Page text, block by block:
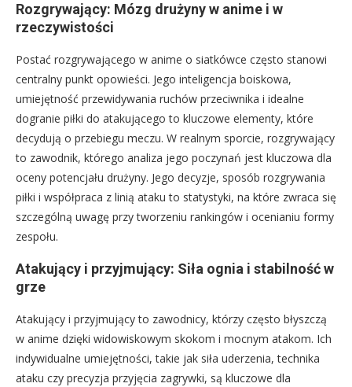
Rozgrywający: Mózg drużyny w anime i w
rzeczywistości
Postać rozgrywającego w anime o siatkówce często stanowi
centralny punkt opowieści. Jego inteligencja boiskowa,
umiejętność przewidywania ruchów przeciwnika i idealne
dogranie piłki do atakującego to kluczowe elementy, które
decydują o przebiegu meczu. W realnym sporcie, rozgrywający
to zawodnik, którego analiza jego poczynań jest kluczowa dla
oceny potencjału drużyny. Jego decyzje, sposób rozgrywania
piłki i współpraca z linią ataku to statystyki, na które zwraca się
szczególną uwagę przy tworzeniu rankingów i ocenianiu formy
zespołu.
Atakujący i przyjmujący: Siła ognia i stabilność w
grze
Atakujący i przyjmujący to zawodnicy, którzy często błyszczą
w anime dzięki widowiskowym skokom i mocnym atakom. Ich
indywidualne umiejętności, takie jak siła uderzenia, technika
ataku czy precyzja przyjęcia zagrywki, są kluczowe dla